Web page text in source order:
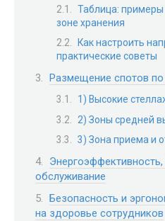
Таблица: примеры
зоне хранения
Как настроить
практические советы
Размещение спотов
1) Высокие
2) Зоны средней
3) Зона приема и
обслуживание
Безопасность и
на здоровье сотрудников